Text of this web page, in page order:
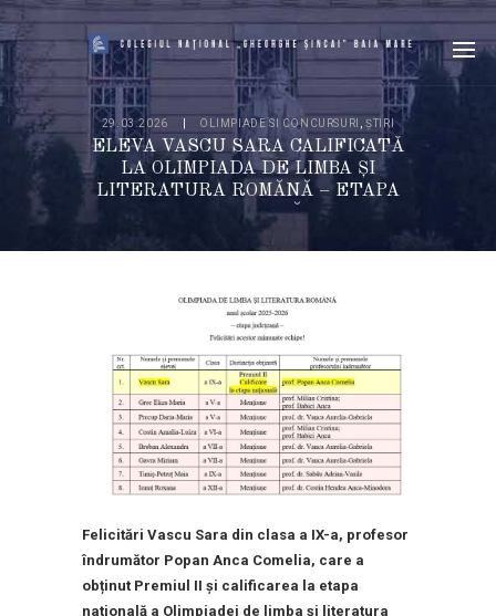
29.03.2026 OLIMPIADE SI CONCURSURI ,ȘTIRI
ELEVA VASCU SARA CALIFICATĂ
LA OLIMPIADA DE LIMBA ŞI
LITERATURA ROMĂNĂ – ETAPA
NATIONALĂ
Felicitări Vascu Sara din clasa a IX-a, profesor
îndrumător Popan Anca Comelia, care a
obținut Premiul II și calificarea la etapa
natională a Olimpiadei de limba şi literatura